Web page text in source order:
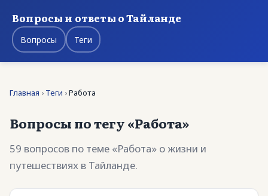
Вопросы и ответы о Тайланде
Вопросы Теги
Главная › Теги ›Работа
Вопросы по тегу «Работа»
59 вопросов по теме «Работа» о жизни и
путешествиях в Тайланде.